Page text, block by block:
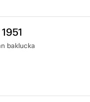
baklucka